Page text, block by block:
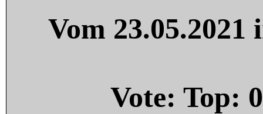
Vom
Vote: Top: 0